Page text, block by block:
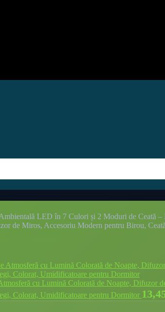
LED în 7 Culori și 2 Moduri de Ceată
de Miros, Accesoriu Modern pentru Birou,
cu Lumină Colorată de Noapte, Difuzor
Colorat, Umidificatoare pentru Dormitor